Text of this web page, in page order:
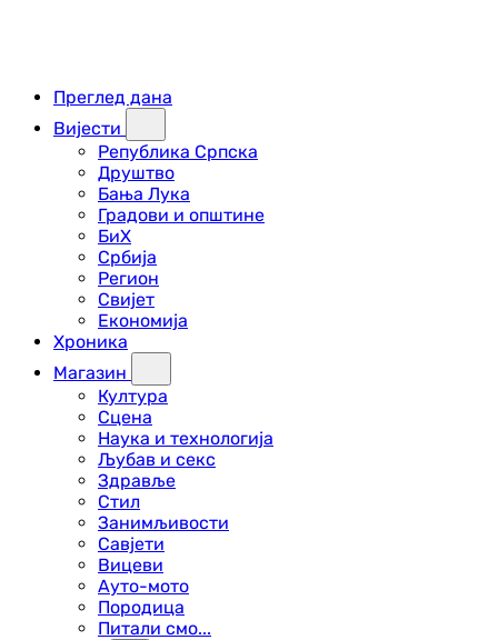
Преглед дана
Вијести
Република Српска
Друштво
Бања Лука
Градови и општине
БиХ
Србија
Регион
Свијет
Економија
Хроника
Магазин
Култура
Сцена
Наука и технологија
Љубав и секс
Здравље
Стил
Занимљивости
Савјети
Вицеви
Ауто-мото
Породица
Питали смо...